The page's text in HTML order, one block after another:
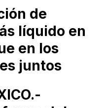
de
líquido en
en los
juntos